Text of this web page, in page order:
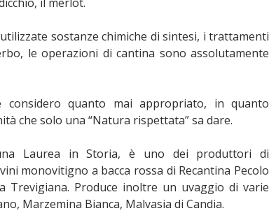
sostanze chimiche di sintesi, i trattamenti
le operazioni di cantina sono assolutamente
considero quanto mai appropriato, in quanto
che solo una “Natura rispettata” sa dare.
Laurea in Storia, è uno dei produttori di
monovitigno a bacca rossa di Recantina Pecolo
Trevigiana. Produce inoltre un uvaggio di varie
Marzemina Bianca, Malvasia di Candia.